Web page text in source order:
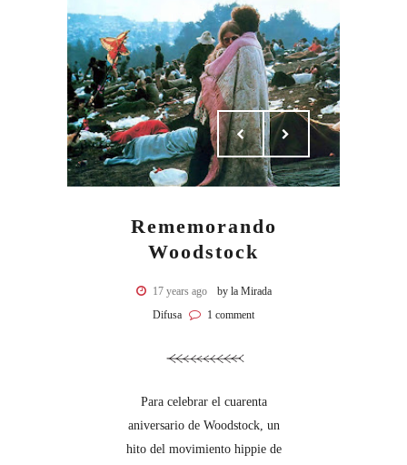
Rememorando
Woodstock
17 years ago
by la Mirada
Difusa
1 comment
Para celebrar el cuarenta
aniversario de Woodstock, un
hito del movimiento hippie de